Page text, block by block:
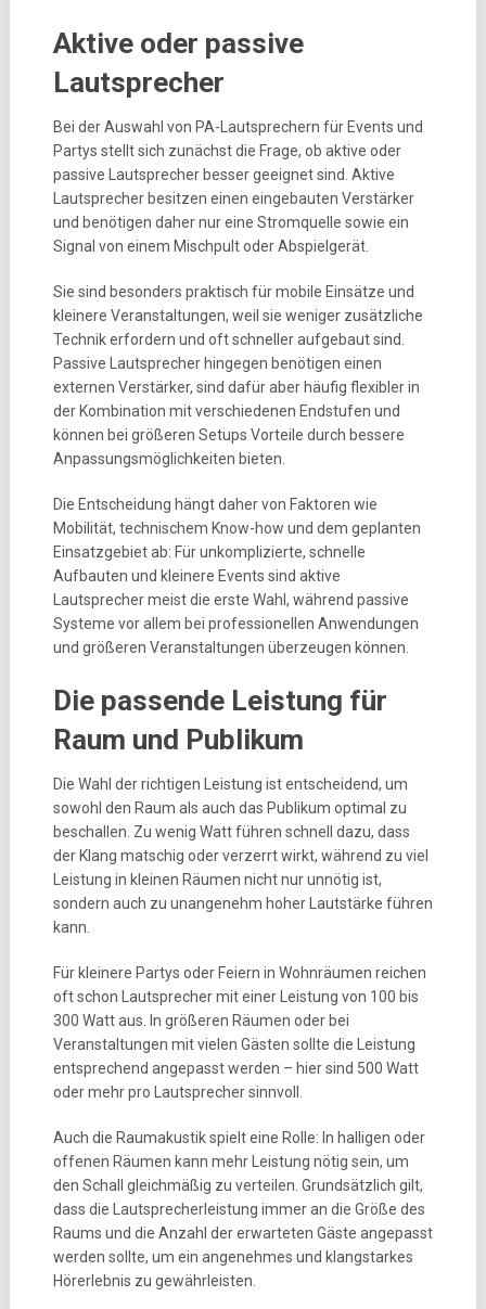
Aktive oder passive
Lautsprecher
Bei der Auswahl von PA-Lautsprechern für Events und
Partys stellt sich zunächst die Frage, ob aktive oder
passive Lautsprecher besser geeignet sind. Aktive
Lautsprecher besitzen einen eingebauten Verstärker
und benötigen daher nur eine Stromquelle sowie ein
Signal von einem Mischpult oder Abspielgerät.
Sie sind besonders praktisch für mobile Einsätze und
kleinere Veranstaltungen, weil sie weniger zusätzliche
Technik erfordern und oft schneller aufgebaut sind.
Passive Lautsprecher hingegen benötigen einen
externen Verstärker, sind dafür aber häufig flexibler in
der Kombination mit verschiedenen Endstufen und
können bei größeren Setups Vorteile durch bessere
Anpassungsmöglichkeiten bieten.
Die Entscheidung hängt daher von Faktoren wie
Mobilität, technischem Know-how und dem geplanten
Einsatzgebiet ab: Für unkomplizierte, schnelle
Aufbauten und kleinere Events sind aktive
Lautsprecher meist die erste Wahl, während passive
Systeme vor allem bei professionellen Anwendungen
und größeren Veranstaltungen überzeugen können.
Die passende Leistung für
Raum und Publikum
Die Wahl der richtigen Leistung ist entscheidend, um
sowohl den Raum als auch das Publikum optimal zu
beschallen. Zu wenig Watt führen schnell dazu, dass
der Klang matschig oder verzerrt wirkt, während zu viel
Leistung in kleinen Räumen nicht nur unnötig ist,
sondern auch zu unangenehm hoher Lautstärke führen
kann.
Für kleinere Partys oder Feiern in Wohnräumen reichen
oft schon Lautsprecher mit einer Leistung von 100 bis
300 Watt aus. In größeren Räumen oder bei
Veranstaltungen mit vielen Gästen sollte die Leistung
entsprechend angepasst werden – hier sind 500 Watt
oder mehr pro Lautsprecher sinnvoll.
Auch die Raumakustik spielt eine Rolle: In halligen oder
offenen Räumen kann mehr Leistung nötig sein, um
den Schall gleichmäßig zu verteilen. Grundsätzlich gilt,
dass die Lautsprecherleistung immer an die Größe des
Raums und die Anzahl der erwarteten Gäste angepasst
werden sollte, um ein angenehmes und klangstarkes
Hörerlebnis zu gewährleisten.